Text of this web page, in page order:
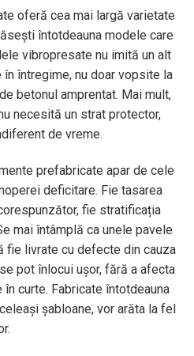
oferă cea mai largă varietate
întotdeauna modele care
vibropresate nu imită un alt
întregime, nu doar vopsite la
betonul amprentat. Mai mult,
necesită un strat protector,
de vreme.
prefabricate apar de cele
deficitare. Fie tasarea
fie stratificația
mai întâmplă ca unele pavele
fie livrate cu defecte din cauza
pot înlocui ușor, fără a afecta
curte. Fabricate întotdeauna
șabloane, vor arăta la fel